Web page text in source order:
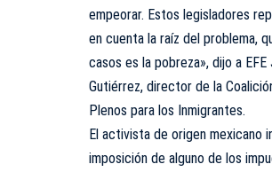
empeorar. Estos legisladores
en cuenta la raíz del problema,
casos es la pobreza», dijo a EFE
Gutiérrez, director de la
Plenos para los Inmigrantes.
El activista de origen mexicano
imposición de alguno de los